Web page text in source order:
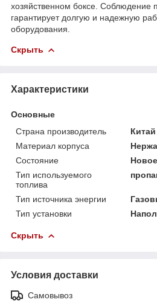
хозяйственном боксе. Соблюдение
гарантирует долгую и надежную
оборудования.
Скрыть
Характеристики
Основные
Страна производитель
Китай
Материал корпуса
Состояние
Новое
Тип используемого
топлива
Тип источника энергии
Тип установки
Скрыть
Условия доставки
Самовывоз